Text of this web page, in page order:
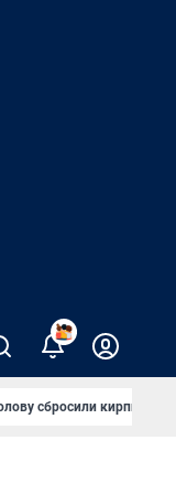
2
сбросили кирпич